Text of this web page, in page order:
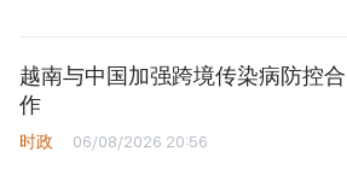
越南与中国加强跨境传染病防控合
作
时政 06/08/2026 20:56